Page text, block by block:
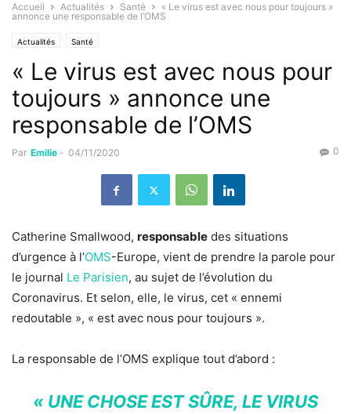
Accueil Actualités Santé
« Le virus est avec nous pour toujours »
annonce une responsable de l’OMS
Actualités Santé
« Le virus est avec nous pour
toujours » annonce une
responsable de l’OMS
Par Emilie - 04/11/2020 0
Catherine Smallwood, responsable des situations
d’urgence à l’OMS-Europe, vient de prendre la parole pour
le journal Le Parisien, au sujet de l’évolution du
Coronavirus. Et selon, elle, le virus, cet « ennemi
redoutable », « est avec nous pour toujours ».
La responsable de l’OMS explique tout d’abord :
« UNE CHOSE EST SÛRE, LE VIRUS